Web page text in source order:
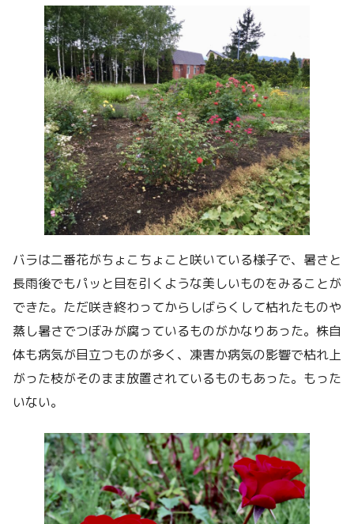
バラは二番花がちょこちょこと咲いている様子で、暑さと
長雨後でもパッと目を引くような美しいものをみることが
できた。ただ咲き終わってからしばらくして枯れたものや
蒸し暑さでつぼみが腐っているものがかなりあった。株自
体も病気が目立つものが多く、凍害か病気の影響で枯れ上
がった枝がそのまま放置されているものもあった。もった
いない。